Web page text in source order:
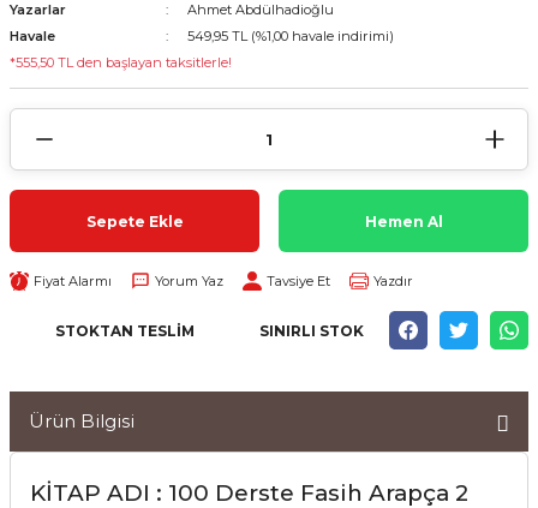
Yazarlar
Ahmet Abdülhadioğlu
Havale
549,95 TL (%1,00 havale indirimi)
*555,50 TL den başlayan taksitlerle!
Sepete Ekle Hemen Al
Fiyat Alarmı Yorum Yaz Tavsiye Et Yazdır
STOKTAN TESLIM SINIRLI STOK
Ürün Bilgisi
KİTAP ADI : 100 Derste Fasih Arapça 2